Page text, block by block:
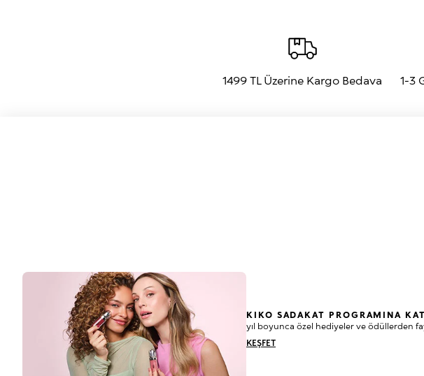
Yüzü kontürlemek, daha fazla vurgu eklemek istediğiniz belirli alanları basitçe koyulaştırmaktır.
Kullanılacak doğru kontür bölgelerini seçerken yüzünüzdeki gölgelerin rengine dikkat etmek çok
Makyajın yanı sıra yüz, göz, cilt ve dudak bakımı ürünleriyle de bütüncül bir güzellik deneyimi
1499 TL Üzerine Kargo Bedava 1-3
KIKO SADAKAT PROGRAMINA
yıl boyunca özel hediyeler ve ödüllerden
KEŞFET